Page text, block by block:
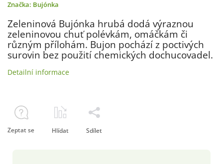
Značka: Bujónka
Zeleninová Bujónka hrubá dodá výraznou
zeleninovou chuť polévkám, omáčkám či
různým přílohám. Bujon pochází z poctivých
surovin bez použití chemických dochucovadel.
Detailní informace
Zeptat se Hlídat Sdílet